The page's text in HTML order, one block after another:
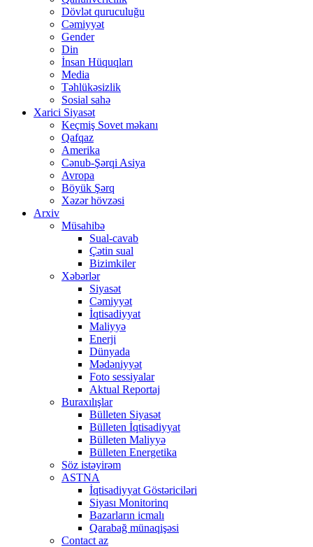
Dövlət quruculuğu
Cəmiyyət
Gender
Din
İnsan Hüquqları
Media
Təhlükəsizlik
Sosial sahə
Xarici Siyasət
Keçmiş Sovet məkanı
Qafqaz
Amerika
Cənub-Şərqi Asiya
Avropa
Böyük Şərq
Xəzər hövzəsi
Arxiv
Müsahibə
Sual-cavab
Çətin sual
Bizimkiler
Xəbərlər
Siyasət
Cəmiyyət
İqtisadiyyat
Maliyyə
Enerji
Dünyada
Mədəniyyət
Foto sessiyalar
Aktual Reportaj
Buraxılışlar
Bülleten Siyasət
Bülleten İqtisadiyyat
Bülleten Maliyyə
Bülleten Energetika
Söz istəyirəm
ASTNA
İqtisadiyyat Göstəriciləri
Siyası Monitorinq
Bazarların icmalı
Qarabağ münaqişəsi
Contact az